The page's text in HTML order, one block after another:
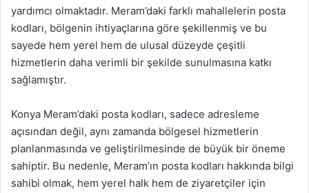
yardımcı olmaktadır. Meram’daki farklı mahallelerin posta
kodları, bölgenin ihtiyaçlarına göre şekillenmiş ve bu
sayede hem yerel hem de ulusal düzeyde çeşitli
hizmetlerin daha verimli bir şekilde sunulmasına katkı
sağlamıştır.
Konya Meram’daki posta kodları, sadece adresleme
açısından değil, aynı zamanda bölgesel hizmetlerin
planlanmasında ve geliştirilmesinde de büyük bir öneme
sahiptir. Bu nedenle, Meram’ın posta kodları hakkında bilgi
sahibi olmak, hem yerel halk hem de ziyaretçiler için